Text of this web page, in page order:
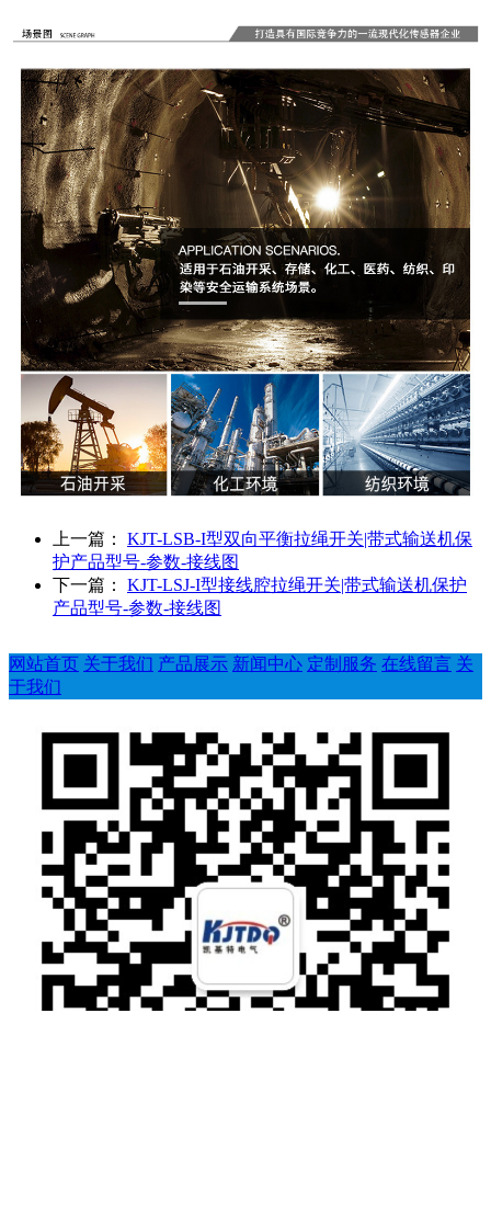
上一篇： KJT-LSB-I型双向平衡拉绳开关|带式输送机保
护产品型号-参数-接线图
下一篇： KJT-LSJ-I型接线腔拉绳开关|带式输送机保护
产品型号-参数-接线图
网站首页 关于我们 产品展示 新闻中心 定制服务 在线留言 关
于我们